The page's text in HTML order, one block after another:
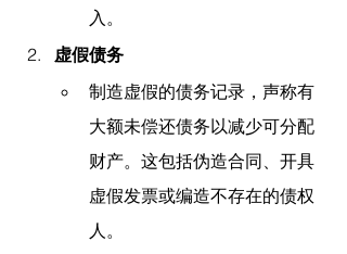
入。
虚假债务
制造虚假的债务记录，声称有
大额未偿还债务以减少可分配
财产。这包括伪造合同、开具
虚假发票或编造不存在的债权
人。